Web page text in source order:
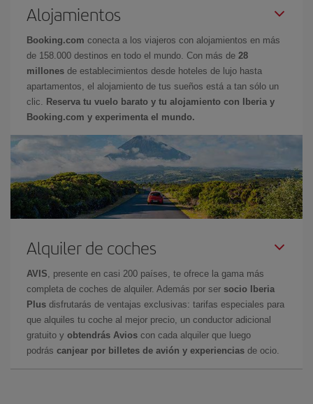
Alojamientos
Booking.com conecta a los viajeros con alojamientos en más
de 158.000 destinos en todo el mundo. Con más de 28
millones de establecimientos desde hoteles de lujo hasta
apartamentos, el alojamiento de tus sueños está a tan sólo un
clic.
Reserva tu vuelo barato y tu alojamiento con Iberia y
Booking.com y experimenta el mundo.
Alquiler de coches
AVIS , presente en casi 200 países, te ofrece la gama más
completa de coches de alquiler. Además por ser socio Iberia
Plus disfrutarás de ventajas exclusivas: tarifas especiales para
que alquiles tu coche al mejor precio, un conductor adicional
gratuito y obtendrás Avios con cada alquiler que luego
podrás canjear por billetes de avión y experiencias de ocio.